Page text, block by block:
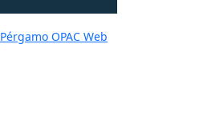
Pérgamo OPAC Web